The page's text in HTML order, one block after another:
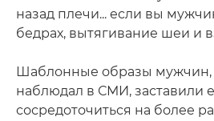
назад плечи... если вы
бедрах, вытягивание шеи и
Шаблонные образы мужчин,
наблюдал в СМИ, заставили
сосредоточиться на более